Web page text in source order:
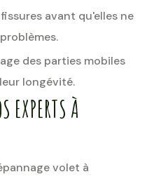
avant qu'elles ne
des parties mobiles
longévité.
EXPERTS À
volet à